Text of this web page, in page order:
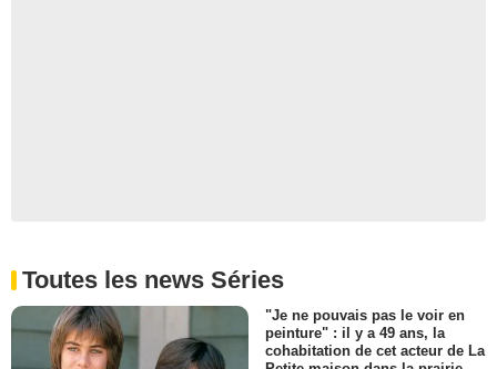
Toutes les news Séries
"Je ne pouvais pas le voir en
peinture" : il y a 49 ans, la
cohabitation de cet acteur de La